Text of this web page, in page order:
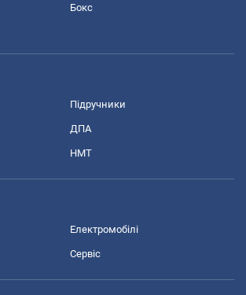
Бокс
Підручники
ДПА
НМТ
Електромобілі
Сервіс